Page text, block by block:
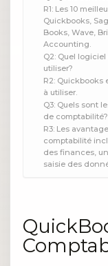
R1: Les 10
Quickbooks,
Books, Wave,
Accounting.
Q2: Quel
utiliser?
R2:
à utiliser.
Q3: Quels sont
de comptabilité?
R3: Les
comptabilité
des finances,
saisie des